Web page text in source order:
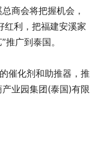
商会将把握机会，
红利，把福建安溪家
广到泰国。
催化剂和助推器，推
业园集团(泰国)有限